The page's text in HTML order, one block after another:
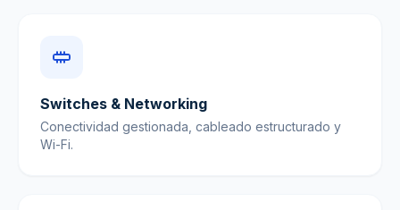
Switches & Networking
Conectividad gestionada, cableado estructurado y
Wi-Fi.